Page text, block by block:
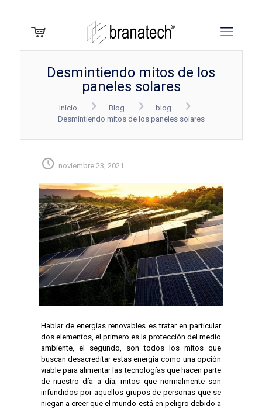
Desmintiendo mitos de los
paneles solares
Inicio Blog
blog
Desmintiendo mitos de los paneles solares
noviembre 23, 2021
Hablar de energías renovables es tratar en particular
dos elementos, el primero es la protección del medio
ambiente, el segundo, son todos los mitos que
buscan desacreditar estas energía como una opción
viable para alimentar las tecnologías que hacen parte
de nuestro día a día; mitos que normalmente son
infundidos por aquellos grupos de personas que se
niegan a creer que el mundo está en peligro debido a